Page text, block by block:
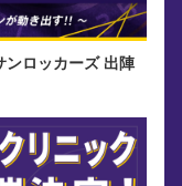
ロッカーズ 出陣